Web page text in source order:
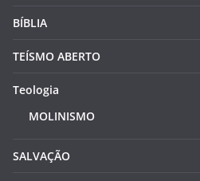
BÍBLIA
TEÍSMO ABERTO
Teologia
MOLINISMO
SALVAÇÃO